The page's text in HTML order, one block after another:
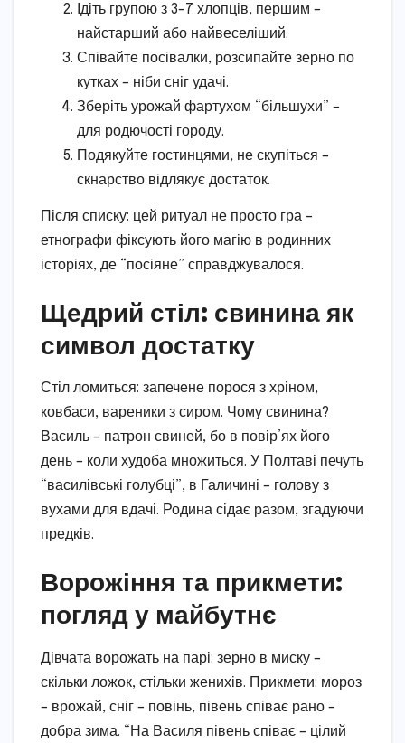
Ідіть групою з 3-7 хлопців, першим –
найстарший або найвеселіший.
Співайте посівалки, розсипайте зерно по
кутках – ніби сніг удачі.
Зберіть урожай фартухом “більшухи” –
для родючості городу.
Подякуйте гостинцями, не скупіться –
скнарство відлякує достаток.
Після списку: цей ритуал не просто гра –
етнографи фіксують його магію в родинних
історіях, де “посіяне” справджувалося.
Щедрий стіл: свинина як
символ достатку
Стіл ломиться: запечене порося з хріном,
ковбаси, вареники з сиром. Чому свинина?
Василь – патрон свиней, бо в повір’ях його
день – коли худоба множиться. У Полтаві печуть
“василівські голубці”, в Галичині – голову з
вухами для вдачі. Родина сідає разом, згадуючи
предків.
Ворожіння та прикмети:
погляд у майбутнє
Дівчата ворожать на парі: зерно в миску –
скільки ложок, стільки женихів. Прикмети: мороз
– врожай, сніг – повінь, півень співає рано –
добра зима. “На Василя півень співає – цілий